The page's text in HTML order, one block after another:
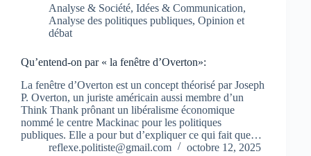
Analyse & Société, Idées & Communication,
Analyse des politiques publiques, Opinion et
débat
Qu’entend-on par « la fenêtre d’Overton»:
La fenêtre d’Overton est un concept théorisé par Joseph
P. Overton, un juriste américain aussi membre d’un
Think Thank prônant un libéralisme économique
nommé le centre Mackinac pour les politiques
publiques. Elle a pour but d’expliquer ce qui fait que…
reflexe.politiste@gmail.com
octobre 12, 2025